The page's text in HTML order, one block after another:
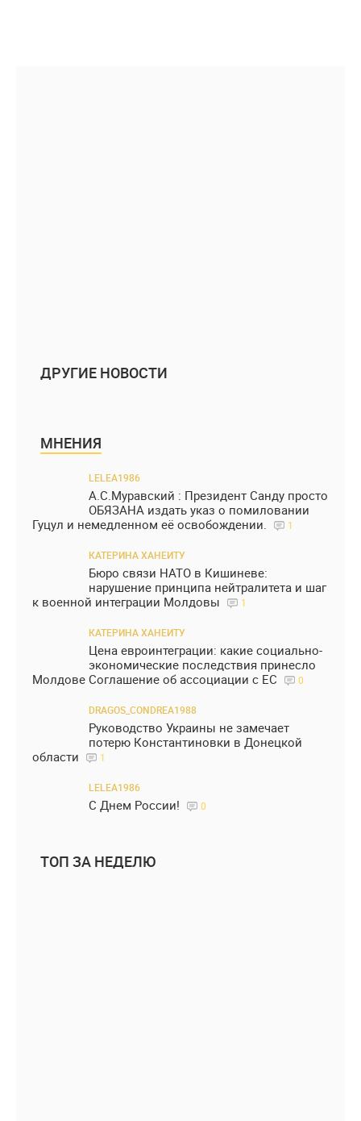
ДРУГИЕ НОВОСТИ
МНЕНИЯ
LELEA1986
А.С.Муравский : Президент Санду просто
ОБЯЗАНА издать указ о помиловании
Гуцул и немедленном её освобождении.
1
КАТЕРИНА ХАНЕИТУ
Бюро связи НАТО в Кишиневе:
нарушение принципа нейтралитета и шаг
к военной интеграции Молдовы
1
КАТЕРИНА ХАНЕИТУ
Цена евроинтеграции: какие социально-
экономические последствия принесло
Молдове Соглашение об ассоциации с ЕС
0
DRAGOS_CONDREA1988
Руководство Украины не замечает
потерю Константиновки в Донецкой
области
1
LELEA1986
С Днем России! 0
ТОП ЗА НЕДЕЛЮ